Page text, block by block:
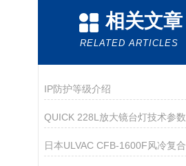
相关文章
RELATED ARTICLES
IP防护等级介绍
QUICK 228L放大镜台灯技术参数